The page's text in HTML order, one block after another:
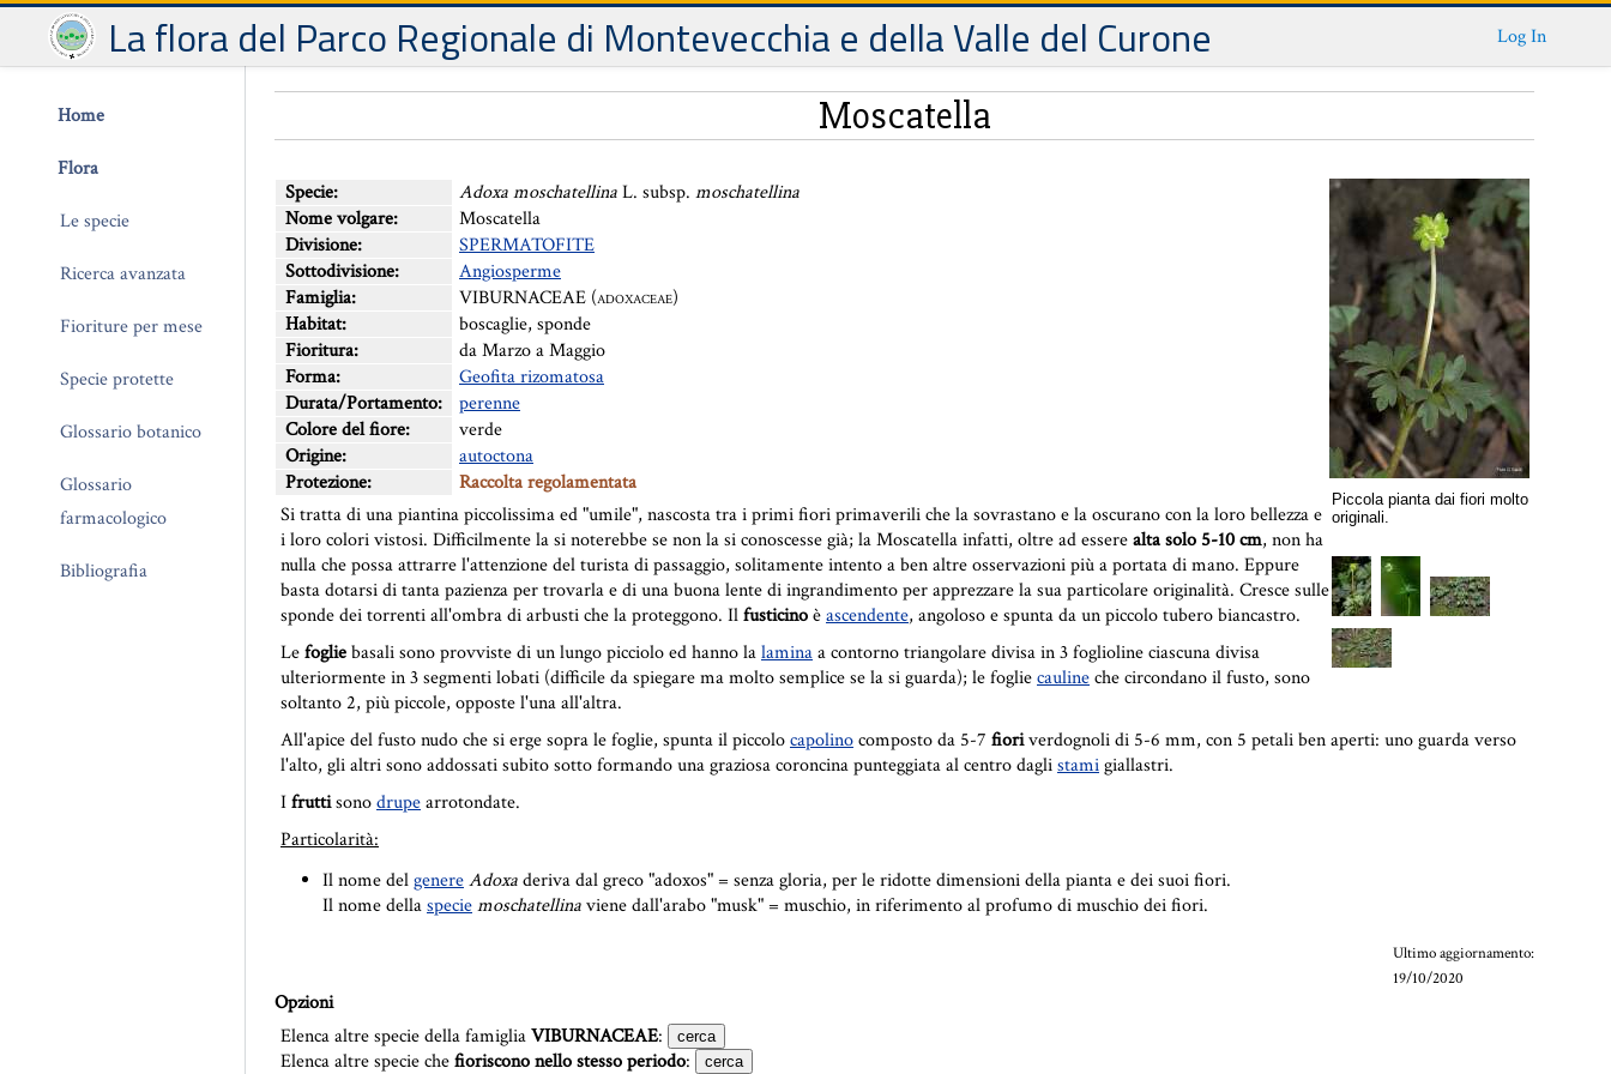
La flora del Parco Regionale di Montevecchia e della Valle del Curone Log In
Home
Flora
Le specie
Ricerca avanzata
Fioriture per mese
Specie protette
Glossario botanico
Glossario
farmacologico
Bibliografia
Moscatella
Piccola pianta dai fiori molto
originali.
Specie: Adoxa moschatellinaL. subsp. moschatellina
Nome volgare:
Moscatella
Divisione:
SPERMATOFITE
Sottodivisione:
Angiosperme
Famiglia:
VIBURNACEAE (ADOXACEAE)
Habitat:
boscaglie, sponde
Fioritura:
da Marzo a Maggio
Forma:
Geofita rizomatosa
Durata/Portamento:
perenne
Colore del fiore:
verde
Origine:
autoctona
Protezione:
Raccolta regolamentata
Si tratta di una piantina piccolissima ed "umile", nascosta tra i primi fiori primaverili che la sovrastano e la oscurano con la loro bellezza e
i loro colori vistosi. Difficilmente la si noterebbe se non la si conoscesse già; la Moscatella infatti, oltre ad esserealta solo 5-10 cm, non ha
nulla che possa attrarre l'attenzione del turista di passaggio, solitamente intento a ben altre osservazioni più a portata di mano. Eppure
basta dotarsi di tanta pazienza per trovarla e di una buona lente di ingrandimento per apprezzare la sua particolare originalità. Cresce sulle
sponde dei torrenti all'ombra di arbusti che la proteggono. Ilfusticinoèascendente, angoloso e spunta da un piccolo tubero biancastro.
Lefogliebasali sono provviste di un lungo picciolo ed hanno lalaminaa contorno triangolare divisa in 3 foglioline ciascuna divisa
ulteriormente in 3 segmenti lobati (difficile da spiegare ma molto semplice se la si guarda); le fogliecaulineche circondano il fusto, sono
soltanto 2, più piccole, opposte l'una all'altra.
All'apice del fusto nudo che si erge sopra le foglie, spunta il piccolocapolinocomposto da 5-7 fioriverdognoli di 5-6 mm, con 5 petali ben aperti: uno guarda verso
l'alto, gli altri sono addossati subito sotto formando una graziosa coroncina punteggiata al centro daglistamigiallastri.
Ifruttisonodrupearrotondate.
Particolarità:
Il nome delgenereAdoxaderiva dal greco "adoxos" = senza gloria, per le ridotte dimensioni della pianta e dei suoi fiori.
Il nome dellaspeciemoschatellinaviene dall'arabo "musk" = muschio, in riferimento al profumo di muschio dei fiori.
Ultimo aggiornamento:
19/10/2020
Opzioni
Elenca altre specie della famigliaVIBURNACEAE:
Elenca altre specie chefioriscono nello stesso periodo: